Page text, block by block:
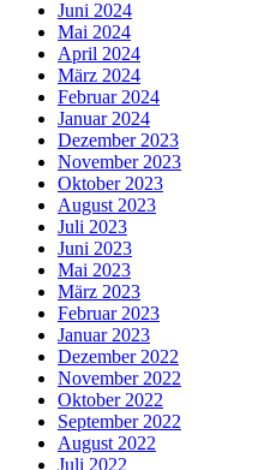
Juni 2024
Mai 2024
April 2024
März 2024
Februar 2024
Januar 2024
Dezember 2023
November 2023
Oktober 2023
August 2023
Juli 2023
Juni 2023
Mai 2023
März 2023
Februar 2023
Januar 2023
Dezember 2022
November 2022
Oktober 2022
September 2022
August 2022
Juli 2022